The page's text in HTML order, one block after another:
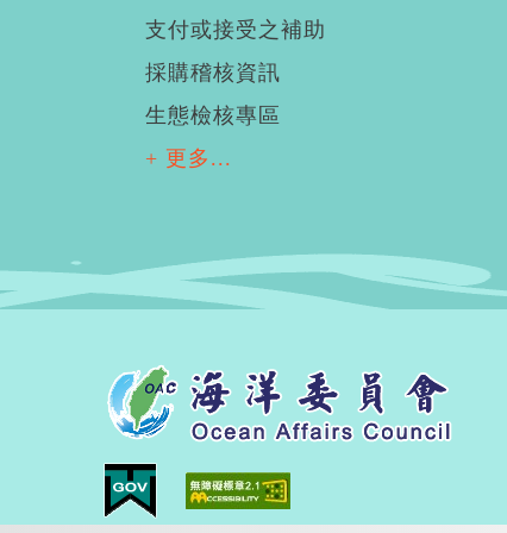
支付或接受之補助
採購稽核資訊
生態檢核專區
+ 更多...